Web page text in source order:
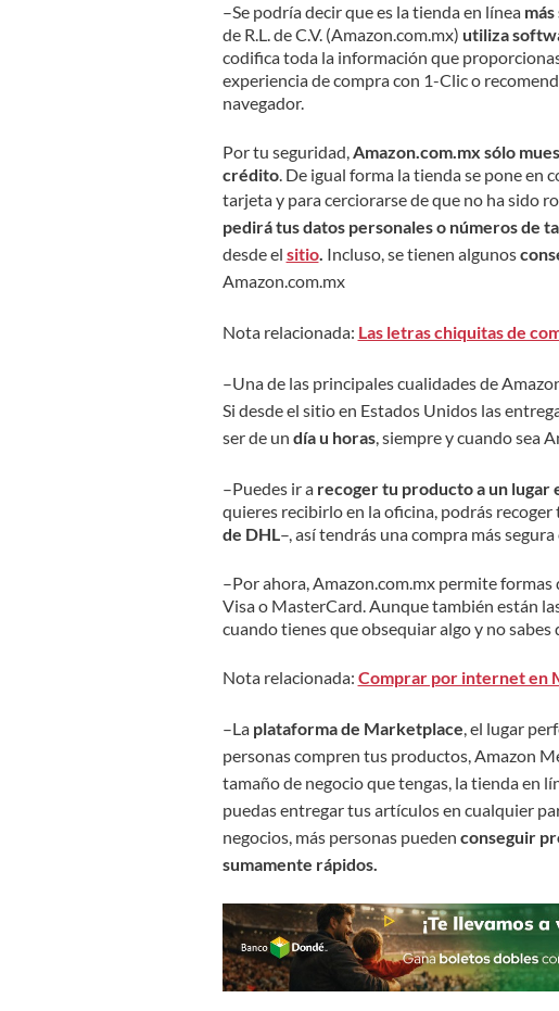
–Se podría decir que es la tienda en línea
de R.L. de C.V. (Amazon.com.mx) utiliza
codifica toda la información que
experiencia de compra con 1-Clic o
navegador.
Por tu seguridad,Amazon.com.mx sólo
crédito. De igual forma la tienda se pone en
tarjeta y para cerciorarse de que no ha sido
pedirá tus datos personales o números de
desde el sitio. Incluso, se tienen algunos
Amazon.com.mx
Nota relacionada: Las letras chiquitas de
–Una de las principales cualidades de
Si desde el sitio en Estados Unidos las
ser de un día u horas, siempre y cuando sea
–Puedes ir a recoger tu producto a un lugar
quieres recibirlo en la oficina, podrás
de DHL–, así tendrás una compra más
–Por ahora, Amazon.com.mx permite formas
Visa o MasterCard. Aunque también están
cuando tienes que obsequiar algo y no sabes
Nota relacionada: Comprar por internet en
–La plataforma de Marketplace, el lugar
personas compren tus productos, Amazon
tamaño de negocio que tengas, la tienda en
puedas entregar tus artículos en cualquier
negocios, más personas pueden conseguir
sumamente rápidos.